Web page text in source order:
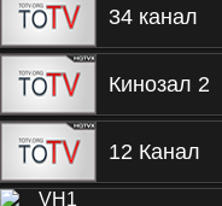
34 канал
Кинозал 2
12 Канал